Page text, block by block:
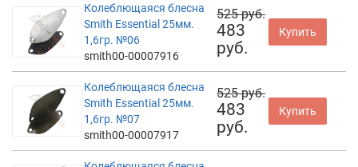
Колеблющаяся блесна
Smith Essential 25мм.
1,6гр. №06
smith00-00007916
525 руб.
483
руб.
Купить
Колеблющаяся блесна
Smith Essential 25мм.
1,6гр. №07
smith00-00007917
525 руб.
483
руб.
Купить